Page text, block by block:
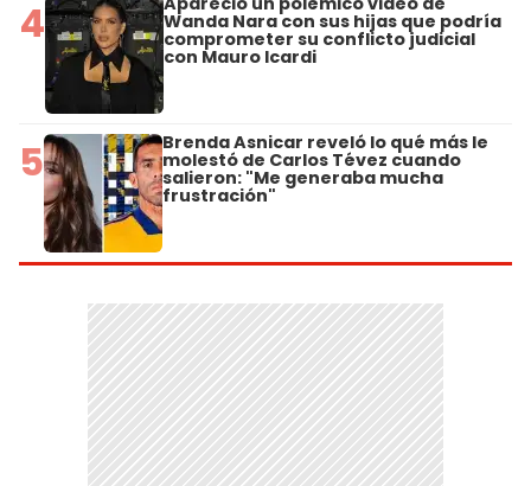
4 Wanda Nara con sus hijas que podría
comprometer su conflicto judicial
con Mauro Icardi
5 Brenda Asnicar reveló lo qué más le
molestó de Carlos Tévez cuando
salieron: "Me generaba mucha
frustración"